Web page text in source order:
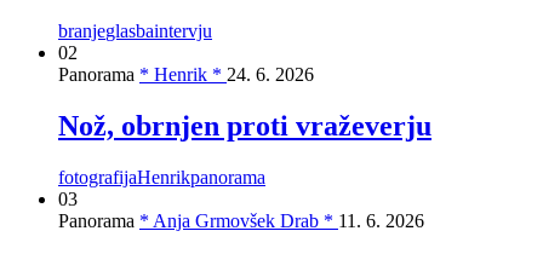
branjeglasbaintervju
02
Panorama * Henrik * 24. 6. 2026
Nož, obrnjen proti vraževerju
fotografijaHenrikpanorama
03
Panorama * Anja Grmovšek Drab * 11. 6. 2026